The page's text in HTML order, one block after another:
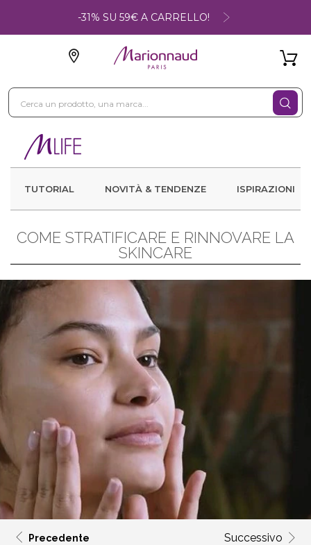
-31% SU 59€ A CARRELLO!
TUTORIAL NOVITÀ & TENDENZE ISPIRAZIONI
COME STRATIFICARE E RINNOVARE LA
SKINCARE
Precedente Successivo